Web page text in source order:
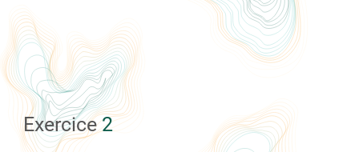
Exercice 2